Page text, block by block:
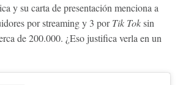
y su carta de presentación menciona a
por streaming y 3 porTik Toksin
de 200.000. ¿Eso justifica verla en un